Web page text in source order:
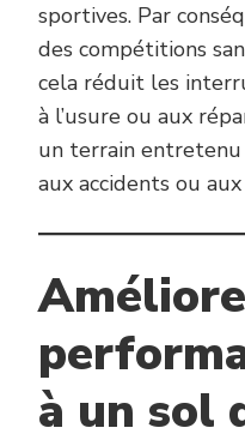
sportives. Par
des compétitions
cela réduit les
à l’usure ou aux
un terrain
aux accidents ou
à un sol